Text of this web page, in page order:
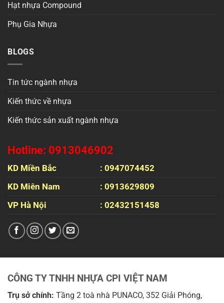
Hạt nhựa Compound
Phụ Gia Nhựa
BLOGS
Tin tức ngành nhựa
Kiến thức về nhựa
Kiến thức sản xuất ngành nhựa
Hotline: 0913046902
KD Miền Bắc
: 0947074452
KD Miên Nam
: 0913629809
VP Hà Nội
: 02432151458
CÔNG TY TNHH NHỰA CPI VIỆT NAM
Trụ sở chính: Tầng 2 toà nhà PUNACO, 352 Giải Phóng,